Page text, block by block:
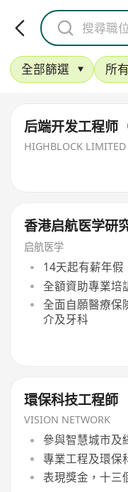
全部篩選 所
后端开发工程师
HIGHBLOCK LIMITED
香港启航医学研
启航医学
14天起有薪年
全額資助專業培
全面自願醫療保
介及牙科
環保科技工程師
VISION NETWORK
參與智慧城市及
專業工程及環保
表現獎金，十三